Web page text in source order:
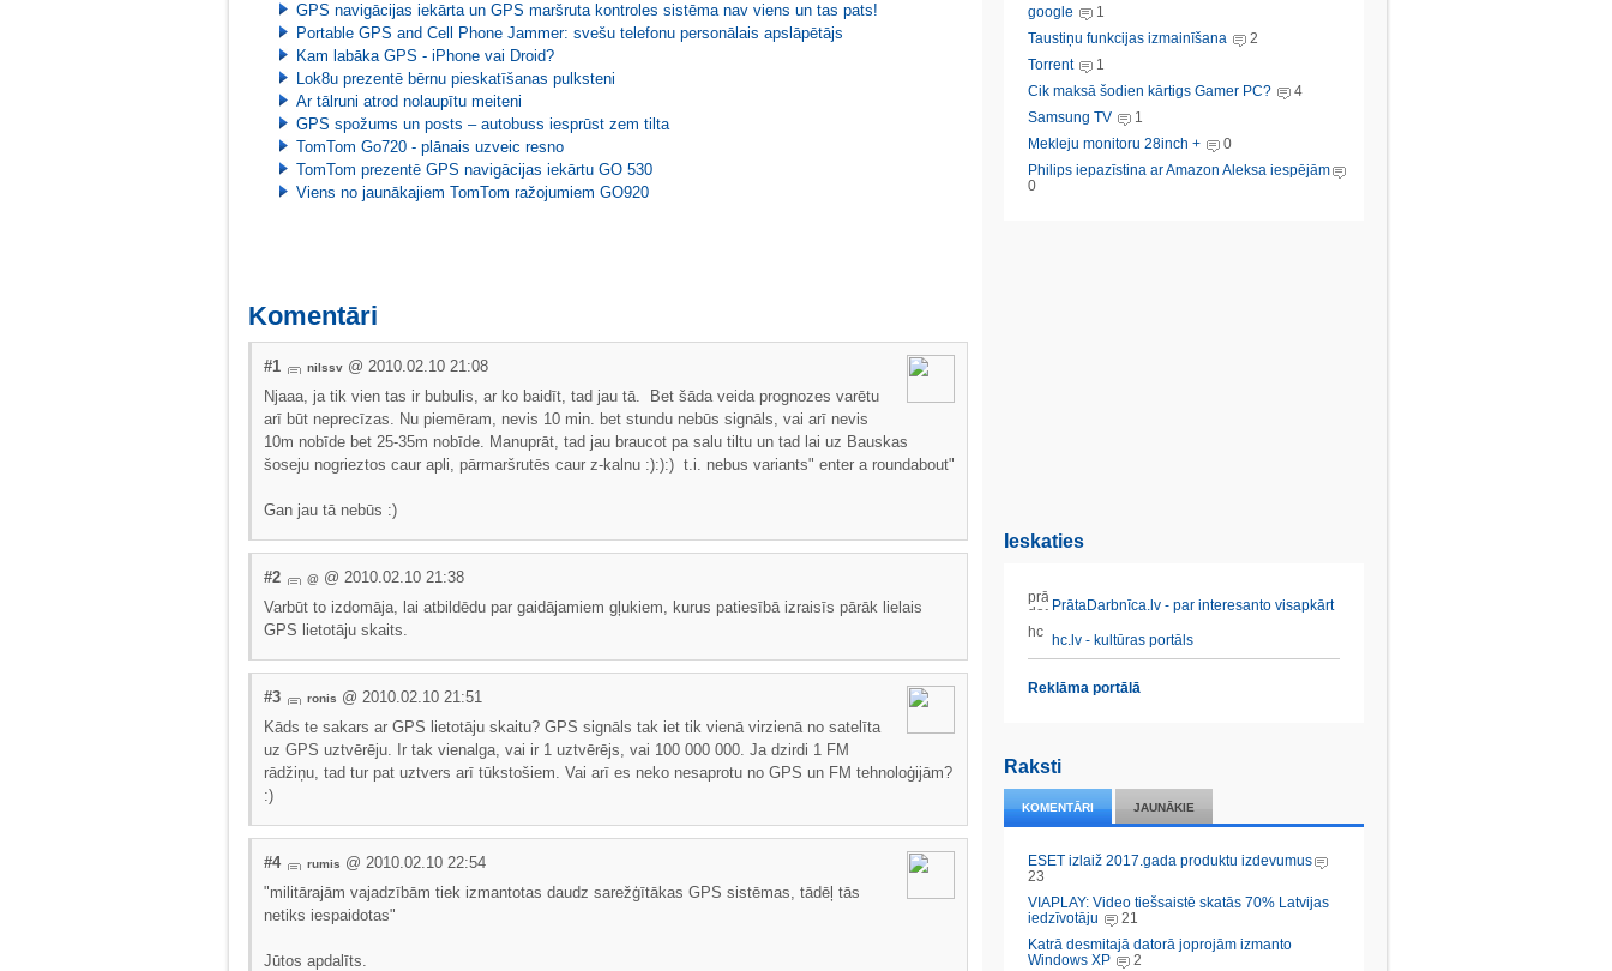
google
1
Taustiņu funkcijas izmainīšana
2
Torrent
1
Cik maksā šodien kārtigs Gamer PC?
4
Samsung TV
1
Mekleju monitoru 28inch +
0
Philips iepazīstina ar Amazon Aleksa iespējām
0
Ieskaties
PrātaDarbnīca.lv - par interesanto visapkārt
hc.lv - kultūras portāls
Reklāma portālā
Raksti
KOMENTĀRI JAUNĀKIE
ESET izlaiž 2017.gada produktu izdevumus
23
VIAPLAY: Video tiešsaistē skatās 70% Latvijas
iedzīvotāju
21
Katrā desmitajā datorā joprojām izmanto
Windows XP
2
GPS navigācijas iekārta un GPS maršruta kontroles sistēma nav viens un tas pats!
Portable GPS and Cell Phone Jammer: svešu telefonu personālais apslāpētājs
Kam labāka GPS - iPhone vai Droid?
Lok8u prezentē bērnu pieskatīšanas pulksteni
Ar tālruni atrod nolaupītu meiteni
GPS spožums un posts – autobuss iesprūst zem tilta
TomTom Go720 - plānais uzveic resno
TomTom prezentē GPS navigācijas iekārtu GO 530
Viens no jaunākajiem TomTom ražojumiem GO920
Komentāri
#1 nilssv @ 2010.02.10 21:08
Njaaa, ja tik vien tas ir bubulis, ar ko baidīt, tad jau tā. Bet šāda veida prognozes varētu
arī būt neprecīzas. Nu piemēram, nevis 10 min. bet stundu nebūs signāls, vai arī nevis
10m nobīde bet 25-35m nobīde. Manuprāt, tad jau braucot pa salu tiltu un tad lai uz Bauskas
šoseju nogrieztos caur apli, pārmaršrutēs caur z-kalnu :):):) t.i. nebus variants" enter a roundabout"
Gan jau tā nebūs :)
#2 @ @ 2010.02.10 21:38
Varbūt to izdomāja, lai atbildēdu par gaidājamiem gļukiem, kurus patiesībā izraisīs pārāk lielais
GPS lietotāju skaits.
#3 ronis @ 2010.02.10 21:51
Kāds te sakars ar GPS lietotāju skaitu? GPS signāls tak iet tik vienā virzienā no satelīta
uz GPS uztvērēju. Ir tak vienalga, vai ir 1 uztvērējs, vai 100 000 000. Ja dzirdi 1 FM
rādžiņu, tad tur pat uztvers arī tūkstošiem. Vai arī es neko nesaprotu no GPS un FM tehnoloģijām?
:)
#4 rumis @ 2010.02.10 22:54
"militārajām vajadzībām tiek izmantotas daudz sarežģītākas GPS sistēmas, tādēļ tās
netiks iespaidotas"
Jūtos apdalīts.